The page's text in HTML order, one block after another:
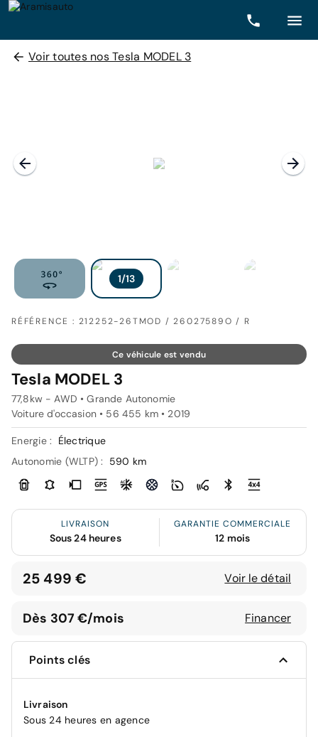
Voir toutes nos Tesla MODEL 3
RÉFÉRENCE : 212252-26TMOD / 26027589O / R
Ce véhicule est vendu
Tesla MODEL 3
77,8kw - AWD • Grande Autonomie
Voiture d'occasion • 56 455 km • 2019
Energie :
Électrique
Autonomie (WLTP) :
590 km
LIVRAISON
Sous 24 heures
GARANTIE COMMERCIALE
12 mois
25 499 € Voir le détail
Dès 307 €/mois Financer
Points clés
Livraison
Sous 24 heures en agence